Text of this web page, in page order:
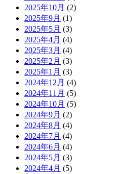
2025年10月 (2)
2025年9月 (1)
2025年5月 (3)
2025年4月 (4)
2025年3月 (4)
2025年2月 (3)
2025年1月 (3)
2024年12月 (4)
2024年11月 (5)
2024年10月 (5)
2024年9月 (2)
2024年8月 (4)
2024年7月 (4)
2024年6月 (4)
2024年5月 (3)
2024年4月 (5)